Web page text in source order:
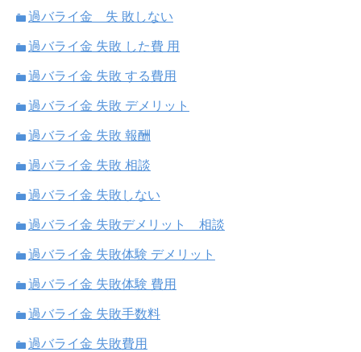
過バライ金 失 敗しない
過バライ金 失敗 した費 用
過バライ金 失敗 する費用
過バライ金 失敗 デメリット
過バライ金 失敗 報酬
過バライ金 失敗 相談
過バライ金 失敗しない
過バライ金 失敗デメリット 相談
過バライ金 失敗体験 デメリット
過バライ金 失敗体験 費用
過バライ金 失敗手数料
過バライ金 失敗費用